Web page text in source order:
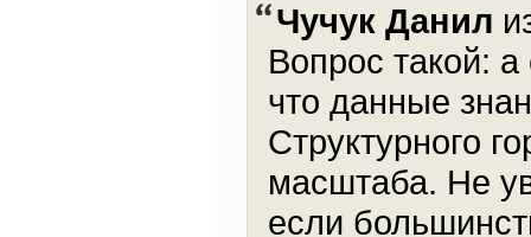
Чучук Данил
Вопрос такой: а
что данные
Структурного
масштаба. Не
если